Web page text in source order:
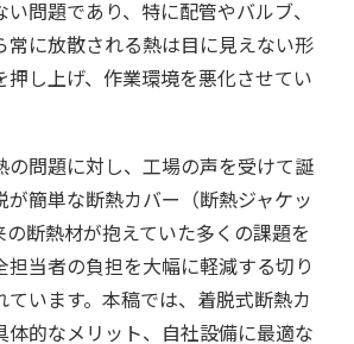
問題であり、特に配管やバルブ、
常に放散される熱は目に見えない形
押し上げ、作業環境を悪化させてい
の問題に対し、工場の声を受けて誕
が簡単な断熱カバー（断熱ジャケッ
の断熱材が抱えていた多くの課題を
担当者の負担を大幅に軽減する切り
ています。本稿では、着脱式断熱カ
体的なメリット、自社設備に最適な